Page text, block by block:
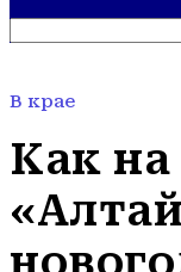
В крае
Как